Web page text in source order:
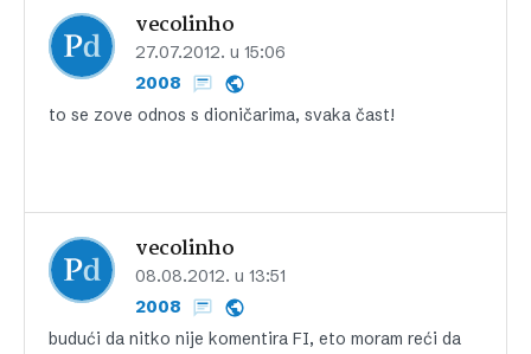
vecolinho
27.07.2012. u 15:06
2008
to se zove odnos s dioničarima, svaka čast!
vecolinho
08.08.2012. u 13:51
2008
budući da nitko nije komentira FI, eto moram reći da